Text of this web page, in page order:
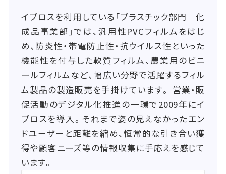
イプロスを利用している「プラスチック部門 化
成品事業部」では、汎用性PVCフィルムをはじ
め、防炎性・帯電防止性・抗ウイルス性といった
機能性を付与した軟質フィルム、農業用のビニ
ールフィルムなど、幅広い分野で活躍するフィル
ム製品の製造販売を手掛けています。 営業・販
促活動のデジタル化推進の一環で2009年にイ
プロスを導入。それまで姿の見えなかったエン
ドユーザーと距離を縮め、恒常的な引き合い獲
得や顧客ニーズ等の情報収集に手応えを感じて
います。